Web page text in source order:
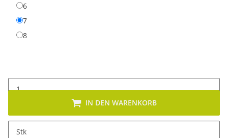
66
77
88
Stk
IN DEN WARENKORB